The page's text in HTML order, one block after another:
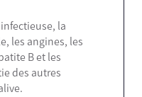
la
les angines, les
B et les
des autres